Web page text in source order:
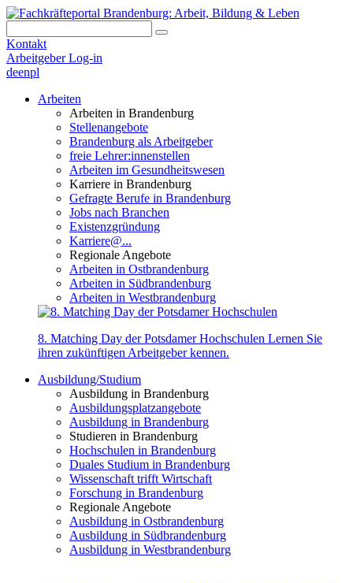
Kontakt
Arbeitgeber Log-in
deenpl
Arbeiten
Arbeiten in Brandenburg
Stellenangebote
Brandenburg als Arbeitgeber
freie Lehrer:innenstellen
Arbeiten im Gesundheitswesen
Karriere in Brandenburg
Gefragte Berufe in Brandenburg
Jobs nach Branchen
Existenzgründung
Karriere@...
Regionale Angebote
Arbeiten in Ostbrandenburg
Arbeiten in Südbrandenburg
Arbeiten in Westbrandenburg
8. Matching Day der Potsdamer Hochschulen Lernen Sie
ihren zukünftigen Arbeitgeber kennen.
Ausbildung/Studium
Ausbildung in Brandenburg
Ausbildungsplatzangebote
Ausbildung in Brandenburg
Studieren in Brandenburg
Hochschulen in Brandenburg
Duales Studium in Brandenburg
Wissenschaft trifft Wirtschaft
Forschung in Brandenburg
Regionale Angebote
Ausbildung in Ostbrandenburg
Ausbildung in Südbrandenburg
Ausbildung in Westbrandenburg